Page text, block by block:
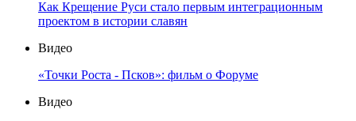
Как Крещение Руси стало первым интеграционным
проектом в истории славян
Видео
«Точки Роста - Псков»: фильм о Форуме
Видео